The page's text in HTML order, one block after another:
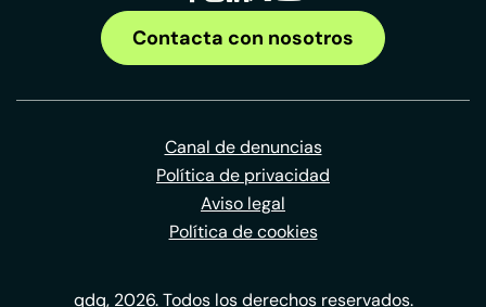
Contacta con nosotros
Canal de denuncias
Política de privacidad
Aviso legal
Política de cookies
qdq, 2026. Todos los derechos reservados.